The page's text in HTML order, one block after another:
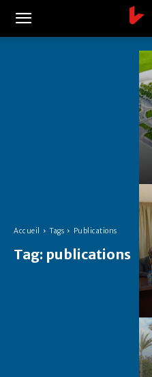
Accueil Tags Publications
Tag: publications